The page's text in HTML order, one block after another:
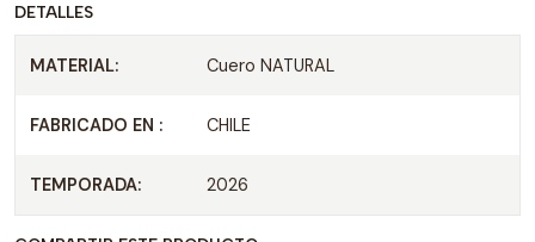
DETALLES
MATERIAL: Cuero NATURAL
FABRICADO EN : CHILE
TEMPORADA: 2026